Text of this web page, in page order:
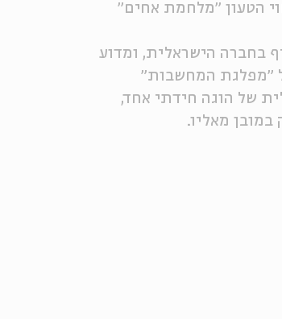
הטעון ״מלחמת אחים״
בחברה הישראלית, ומדוע
״מפלגת המחשבות״
של הוגה חידתי אחד,
מאליו.